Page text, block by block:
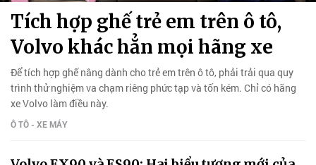
Tích hợp ghế trẻ em trên ô tô,
Volvo khác hẳn mọi hãng xe
Để tích hợp ghế nâng dành cho trẻ em trên ô tô, phải trải qua quy
trình thử nghiệm va chạm riêng phức tạp và tốn kém. Chỉ có hãng
xe Volvo làm điều này.
Ô TÔ - XE MÁY